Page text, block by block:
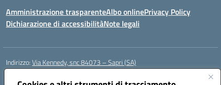
Amministrazione trasparenteAlbo onlinePrivacy Policy
Dichiarazione di accessibilitàNote legali
Indirizzo:Via Kennedy, snc 84073 – Sapri (SA)
Centralino:
Posta elettronica certificata (PEC):saic878008@pec.istruzione.it